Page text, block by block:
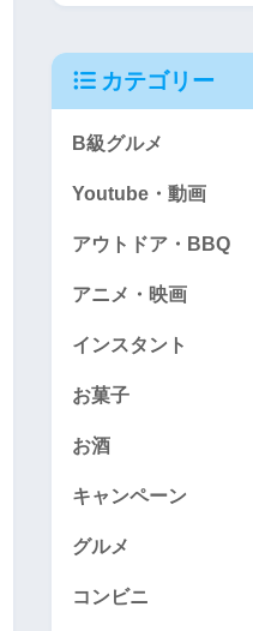
カテゴリー
B級グルメ
Youtube・動画
アウトドア・BBQ
アニメ・映画
インスタント
お菓子
お酒
キャンペーン
グルメ
コンビニ